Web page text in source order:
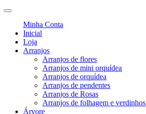
Minha Conta
Inicial
Loja
Arranjos
Arranjos de flores
Arranjos de mini orquídea
Arranjos de orquídea
Arranjos de pendentes
Arranjos de Rosas
Arranjos de folhagem e verdinhos
Árvore